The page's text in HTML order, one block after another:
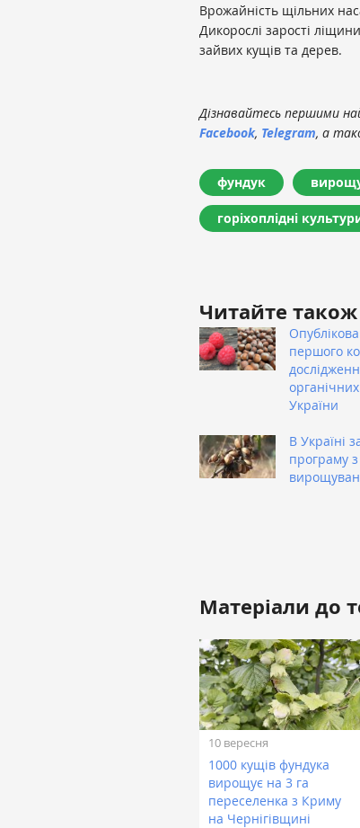
Врожайність щільних
Дикорослі зарості
зайвих кущів та дерев.
Дізнавайтесь першими
Facebook, Telegram, а
фундук
горіхоплідні
Читайте також
першого
органічних
України
В Україні
програму
Матеріали до
10 вересня
1000 кущів фундука
вирощує на 3 га
переселенка з Криму
на Чернігівщині